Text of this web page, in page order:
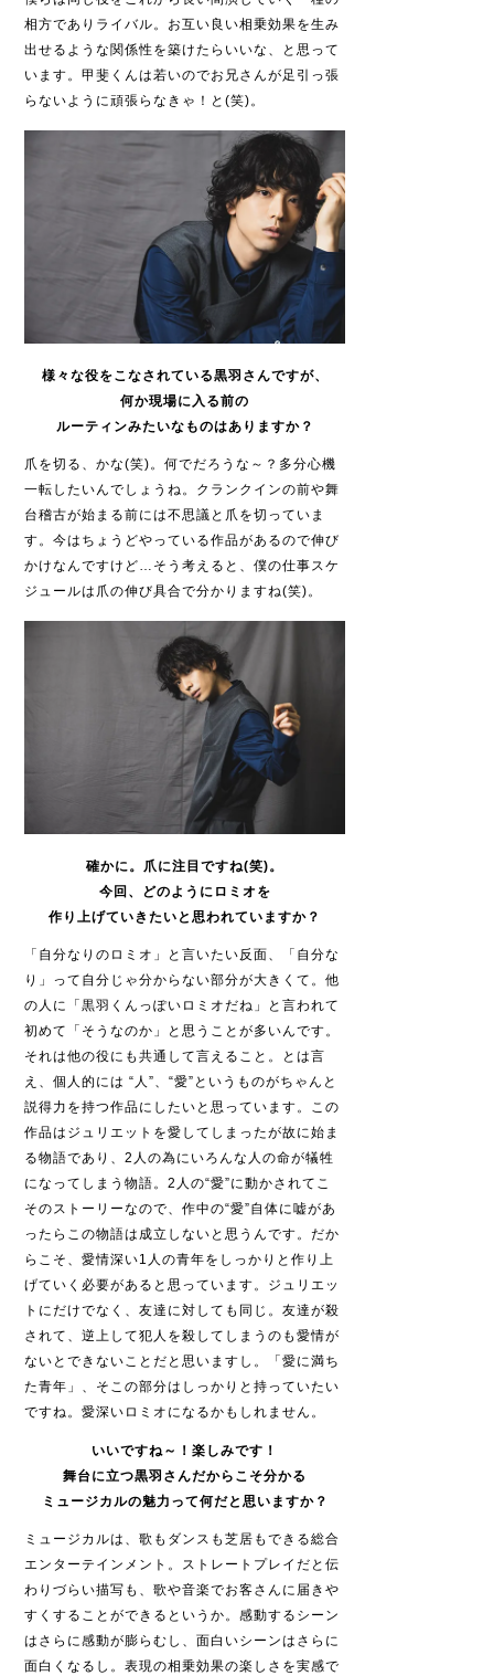
相方でありライバル。お互い良い相乗効果を生み
出せるような関係性を築けたらいいな、と思って
います。甲斐くんは若いのでお兄さんが足引っ張
らないように頑張らなきゃ！と(笑)。
様々な役をこなされている黒羽さんですが、
何か現場に入る前の
ルーティンみたいなものはありますか？
爪を切る、かな(笑)。何でだろうな～？多分心機
一転したいんでしょうね。クランクインの前や舞
台稽古が始まる前には不思議と爪を切っていま
す。今はちょうどやっている作品があるので伸び
かけなんですけど…そう考えると、僕の仕事スケ
ジュールは爪の伸び具合で分かりますね(笑)。
確かに。爪に注目ですね(笑)。
今回、どのようにロミオを
作り上げていきたいと思われていますか？
「自分なりのロミオ」と言いたい反面、「自分な
り」って自分じゃ分からない部分が大きくて。他
の人に「黒羽くんっぽいロミオだね」と言われて
初めて「そうなのか」と思うことが多いんです。
それは他の役にも共通して言えること。とは言
え、個人的には “人”、“愛”というものがちゃんと
説得力を持つ作品にしたいと思っています。この
作品はジュリエットを愛してしまったが故に始ま
る物語であり、2人の為にいろんな人の命が犠牲
になってしまう物語。2人の“愛”に動かされてこ
そのストーリーなので、作中の“愛”自体に嘘があ
ったらこの物語は成立しないと思うんです。だか
らこそ、愛情深い1人の青年をしっかりと作り上
げていく必要があると思っています。ジュリエッ
トにだけでなく、友達に対しても同じ。友達が殺
されて、逆上して犯人を殺してしまうのも愛情が
ないとできないことだと思いますし。「愛に満ち
た青年」、そこの部分はしっかりと持っていたい
ですね。愛深いロミオになるかもしれません。
いいですね～！楽しみです！
舞台に立つ黒羽さんだからこそ分かる
ミュージカルの魅力って何だと思いますか？
ミュージカルは、歌もダンスも芝居もできる総合
エンターテインメント。ストレートプレイだと伝
わりづらい描写も、歌や音楽でお客さんに届きや
すくすることができるというか。感動するシーン
はさらに感動が膨らむし、面白いシーンはさらに
面白くなるし。表現の相乗効果の楽しさを実感で